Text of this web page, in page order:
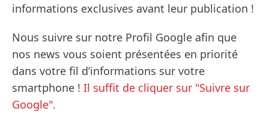
informations exclusives avant leur publication !
Nous suivre sur notre Profil Google afin que
nos news vous soient présentées en priorité
dans votre fil d’informations sur votre
smartphone ! Il suffit de cliquer sur "Suivre sur
Google".